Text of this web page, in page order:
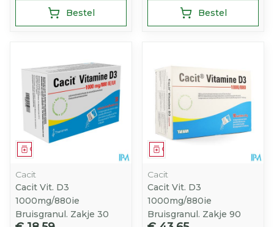
Bestel Bestel
Geneesmiddel
Cacit
Cacit Vit. D3
1000mg/880ie
Bruisgranul. Zakje 30
Geneesmiddel
Cacit
Cacit Vit. D3
1000mg/880ie
Bruisgranul. Zakje 90